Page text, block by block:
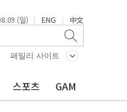
(일) | ENG | 中文
패밀리 사이트
스포츠 GAM
한
鄭 44.53%